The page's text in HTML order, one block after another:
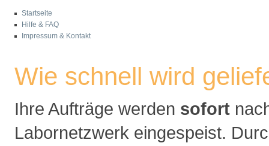
Startseite
Hilfe & FAQ
Impressum & Kontakt
Wie schnell wird
Ihre Aufträge werden sofort
Labornetzwerk eingespeist.